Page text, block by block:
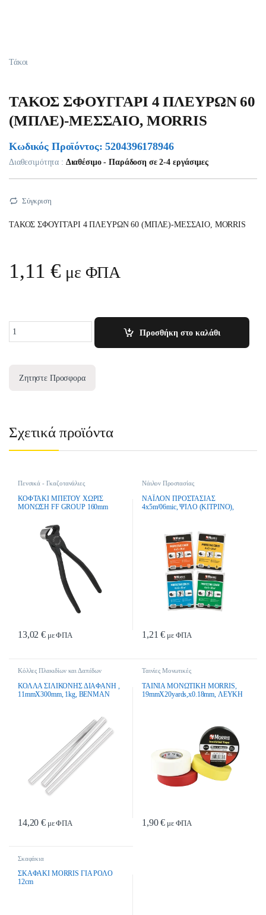
Τάκοι
ΤΑΚΟΣ ΣΦΟΥΓΓΑΡΙ 4 ΠΛΕΥΡΩΝ 60
(ΜΠΛΕ)-ΜΕΣΣΑΙΟ, MORRIS
Κωδικός Προϊόντος: 5204396178946
Διαθεσιμότητα : Διαθέσιμο - Παράδοση σε 2-4 εργάσιμες
Σύγκριση
ΤΑΚΟΣ ΣΦΟΥΓΓΑΡΙ 4 ΠΛΕΥΡΩΝ 60 (ΜΠΛΕ)-ΜΕΣΣΑΙΟ, MORRIS
1,11€ με ΦΠΑ
Προσθήκη στο καλάθι
Ζητηστε Προσφορα
Σχετικά προϊόντα
Πενσικά - Γκαζοτανάλιες
ΚΟΦΤΑΚΙ ΜΠΕΤΟΥ ΧΩΡΙΣ
ΜΟΝΩΣΗ FF GROUP 160mm
13,02€ με ΦΠΑ
Νάιλον Προστασίας
ΝΑΪΛΟΝ ΠΡΟΣΤΑΣΙΑΣ
4x5m/06mic, ΨΙΛΟ (ΚΙΤΡΙΝΟ),
1,21€ με ΦΠΑ
Κόλλες Πλακιδίων και Δαπέδων
ΚΟΛΛΑ ΣΙΛΙΚΟΝΗΣ ΔΙΑΦΑΝΗ ,
11mmX300mm, 1kg, BENMAN
14,20€ με ΦΠΑ
Ταινίες Μονωτικές
ΤΑΙΝΙΑ ΜΟΝΩΤΙΚΗ MORRIS,
19mmX20yards,x0.18mm, ΛΕΥΚΗ
1,90€ με ΦΠΑ
Σκαφάκια
ΣΚΑΦΑΚΙ MORRIS ΓΙΑ ΡΟΛΟ
12cm